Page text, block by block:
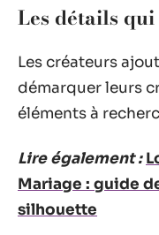
Les détails
Les créateurs
démarquer leurs
éléments à
Lire également :
Mariage : guide
silhouette